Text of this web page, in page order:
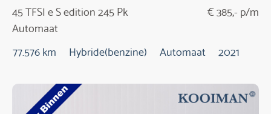
45 TFSI e S edition 245 Pk
Automaat
€ 385,- p/m
77.576 km Hybride(benzine) Automaat 2021